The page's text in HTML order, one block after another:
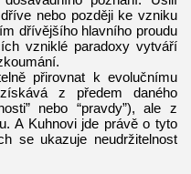
nebo později ke vzniku
dřívějšího hlavního proudu
vzniklé paradoxy vytváří
přirovnat k evolučnímu
z předem daného
nebo “pravdy”), ale z
A Kuhnovi jde právě o tyto
se ukazuje neudržitelnost